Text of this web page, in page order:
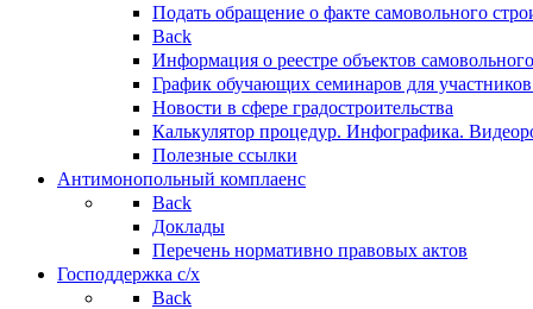
Подать обращение о факте самовольного
Back
Информация о реестре объектов
График обучающих семинаров для участников
Новости в сфере градостроительства
Калькулятор процедур. Инфографика.
Полезные ссылки
Антимонопольный комплаенс
Back
Доклады
Перечень нормативно правовых актов
Господдержка с/х
Back